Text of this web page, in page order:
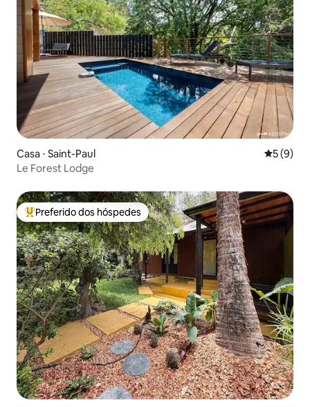
Casa ⋅ Saint-Paul 5 de
5 (9)
Le Forest Lodge
Entre os melhores preferidos dos hóspedes
Preferido dos hóspedes